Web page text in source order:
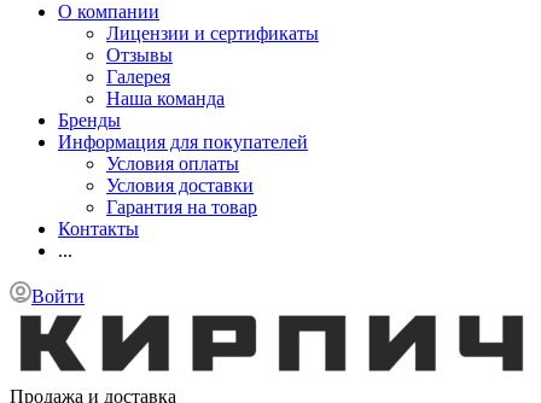
О компании
Лицензии и сертификаты
Отзывы
Галерея
Наша команда
Бренды
Информация для покупателей
Условия оплаты
Условия доставки
Гарантия на товар
Контакты
...
Войти
Продажа и доставка